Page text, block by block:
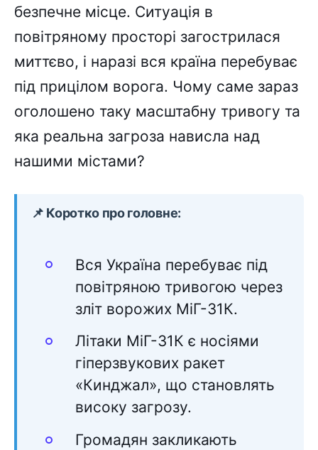
безпечне місце. Ситуація в
повітряному просторі загострилася
миттєво, і наразі вся країна перебуває
під прицілом ворога. Чому саме зараз
оголошено таку масштабну тривогу та
яка реальна загроза нависла над
нашими містами?
📌 Коротко про головне:
Вся Україна перебуває під
повітряною тривогою через
зліт ворожих МіГ-31К.
Літаки МіГ-31К є носіями
гіперзвукових ракет
«Кинджал», що становлять
високу загрозу.
Громадян закликають